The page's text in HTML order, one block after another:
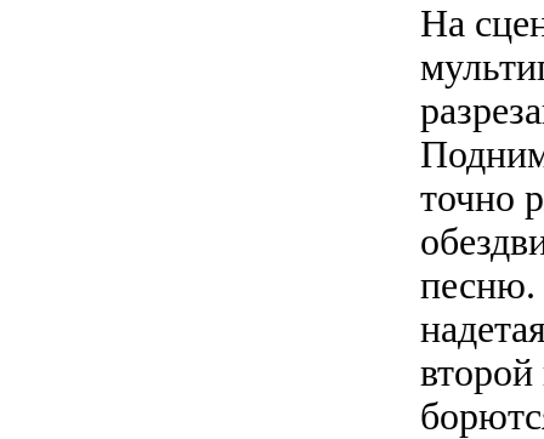
На
точно
песню.